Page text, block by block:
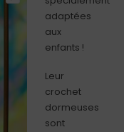
adaptées
aux
enfants !
Leur
crochet
dormeuses
sont